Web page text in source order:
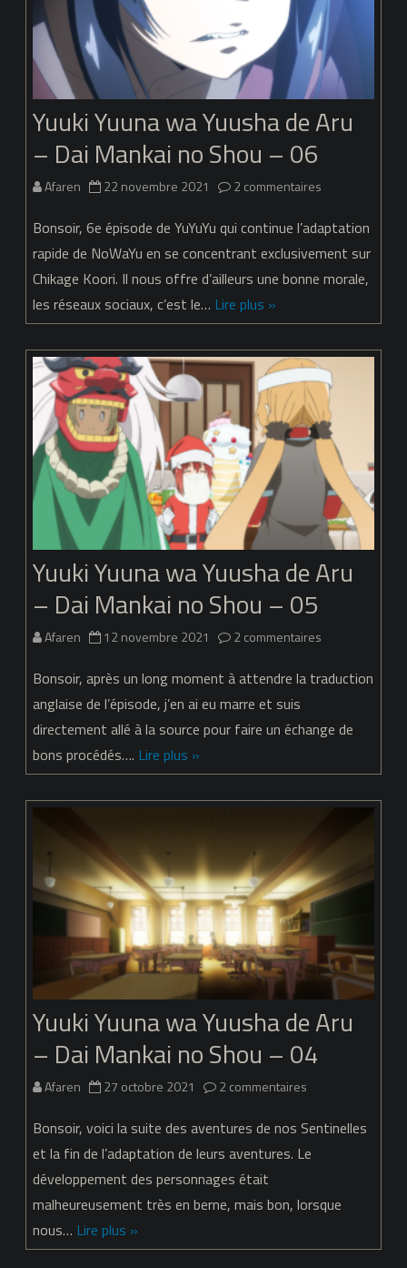
Mankai
no
Shou
–
Yuuki Yuuna wa Yuusha de Aru
– Dai Mankai no Shou – 06
Afaren 22 novembre 2021 2 commentaires
Yuuna
wa
Aru
–
Dai
Mankai
no
Shou
–
Bonsoir, 6e épisode de YuYuYu qui continue l’adaptation
rapide de NoWaYu en se concentrant exclusivement sur
Chikage Koori. Il nous offre d’ailleurs une bonne morale,
les réseaux sociaux, c’est le… Lire plus »
Yuuki Yuuna wa Yuusha de Aru
– Dai Mankai no Shou – 05
Afaren 12 novembre 2021 2 commentaires
wa
–
Dai
Mankai
no
Shou
–
Bonsoir, après un long moment à attendre la traduction
anglaise de l’épisode, j’en ai eu marre et suis
directement allé à la source pour faire un échange de
bons procédés…. Lire plus »
Yuuki Yuuna wa Yuusha de Aru
– Dai Mankai no Shou – 04
Afaren 27 octobre 2021 2 commentaires
Yuuna
Yuusha
de
Bonsoir, voici la suite des aventures de nos Sentinelles
et la fin de l’adaptation de leurs aventures. Le
développement des personnages était
malheureusement très en berne, mais bon, lorsque
nous… Lire plus »